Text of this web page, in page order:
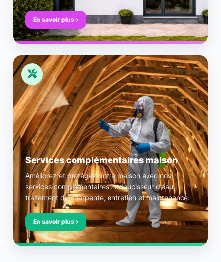
En savoir plus
Services complémentaires maison
Améliorez et protégez votre maison avec nos
services complémentaires : adoucisseur d’eau,
traitement de charpente, entretien et maintenance.
En savoir plus